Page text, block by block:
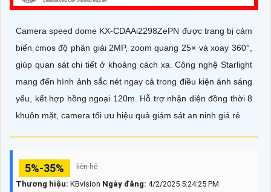
Camera speed dome KX-CDAAi2298ZePN được trang bị cảm
biến cmos độ phân giải 2MP, zoom quang 25× và xoay 360°,
giúp quan sát chi tiết ở khoảng cách xa. Công nghệ Starlight
mang đến hình ảnh sắc nét ngay cả trong điều kiện ánh sáng
yếu, kết hợp hồng ngoại 120m. Hỗ trợ nhận diện đồng thời 8
khuôn mặt, camera tối ưu hiệu quả giám sát an ninh giá rẻ
5%-35% liên hệ
Thương hiệu: KBvision Ngày đăng: 4/2/2025 5:24:25 PM